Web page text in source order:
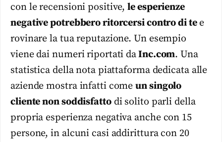
con le recensioni positive,le esperienze
negative potrebbero ritorcersi contro di te e
rovinare la tua reputazione. Un esempio
viene dai numeri riportati daInc.com. Una
statistica della nota piattaforma dedicata alle
aziende mostra infatti comeun singolo
cliente non soddisfattodi solito parli della
propria esperienza negativa anche con 15
persone, in alcuni casi addirittura con 20